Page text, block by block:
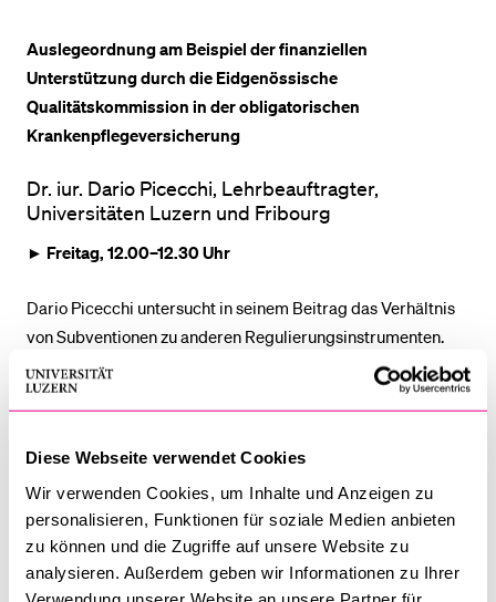
Diese Webseite verwendet Cookies
Wir verwenden Cookies, um Inhalte und Anzeigen zu
personalisieren, Funktionen für soziale Medien anbieten
zu können und die Zugriffe auf unsere Website zu
analysieren. Außerdem geben wir Informationen zu Ihrer
Auslegeordnung am Beispiel der finanziellen
Unterstützung durch die Eidgenössische
Qualitätskommission in der obligatorischen
Krankenpflegeversicherung
Dr. iur. Dario Picecchi, Lehrbeauftragter,
Universitäten Luzern und Fribourg
► Freitag, 12.00–12.30 Uhr
Dario Picecchi untersucht in seinem Beitrag das Verhältnis
von Subventionen zu anderen Regulierungsinstrumenten.
Subventionen, weit verbreitet in Bereichen wie
Landwirtschaft, Energie und Gesundheit, dienen dazu,
hinterfragt, wann Subventionen im Vergleich zu Verboten,
sind und analysiert rechtliche Aspekte wie
Verhältnismässigkeit und Wettbewerbsneutralität. Anhand
der finanziellen Unterstützung durch die Eidgenössische
Qualitätskommission im Rahmen der obligatorischen
Förderer
Medien
Vorlesungsverzeichnis
Bibliothek
Anmeldung und Zulassung